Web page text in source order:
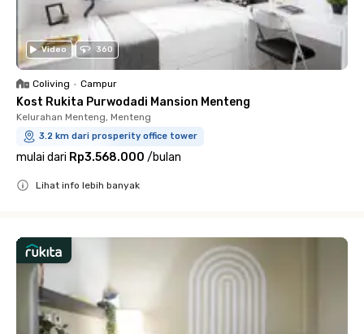
Video 360
Coliving • Campur
Kost Rukita Purwodadi Mansion Menteng
Kelurahan Menteng, Menteng
3.2 km dari prosperity office tower
mulai dari Rp3.568.000 /bulan
Lihat info lebih banyak